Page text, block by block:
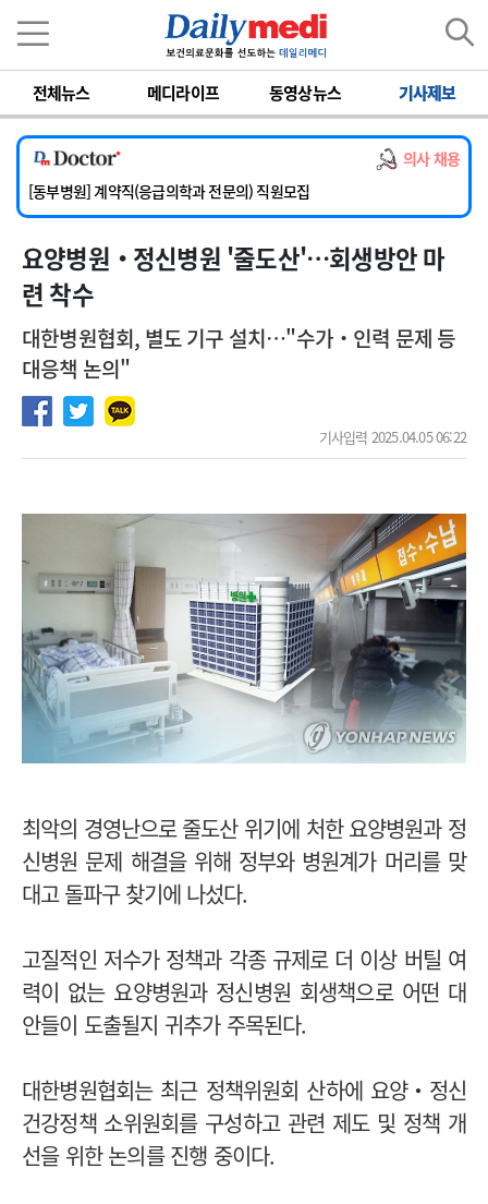
전체뉴스 메디라이프 동영상뉴스 기사제보
의사 채용
[서울아산병원] 2026년 하반기 인턴 모집
[영남대학교의료원] 마취통증의학과 임기제 임상의사 채용
[충남대학교병원] 소아청소년과(소아응급전담) 계약직 의사 공개채용
[동부병원] 계약직(응급의학과 전문의) 직원모집
[이대목동병원] 하반기 전공의(레지던트1년차) 모집
[서울아산병원] 2026년 하반기 인턴 모집
[영남대학교의료원] 마취통증의학과 임기제 임상의사 채용
요양병원‧정신병원 '줄도산'…회생방안 마
련 착수
대한병원협회, 별도 기구 설치…"수가‧인력 문제 등
대응책 논의"
기사입력 2025.04.05 06:22
최악의 경영난으로 줄도산 위기에 처한 요양병원과 정
신병원 문제 해결을 위해 정부와 병원계가 머리를 맞
대고 돌파구 찾기에 나섰다.
고질적인 저수가 정책과 각종 규제로 더 이상 버틸 여
력이 없는 요양병원과 정신병원 회생책으로 어떤 대
안들이 도출될지 귀추가 주목된다.
대한병원협회는 최근 정책위원회 산하에 요양‧정신
건강정책 소위원회를 구성하고 관련 제도 및 정책 개
선을 위한 논의를 진행 중이다.